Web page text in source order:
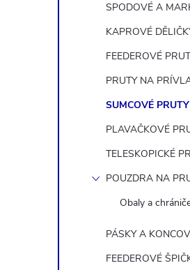
SPODOVÉ A
KAPROVÉ
FEEDEROVÉ
PRUTY NA
SUMCOVÉ PRUTY
PLAVAČKOVÉ
TELESKOPICKÉ
POUZDRA NA
Obaly a
PÁSKY A
FEEDEROVÉ